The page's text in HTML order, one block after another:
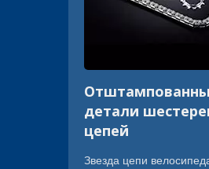
детали
цепей
Звезда цепи